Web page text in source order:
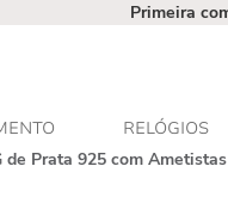
Primeira
RELÓGIOS
de Prata 925 com